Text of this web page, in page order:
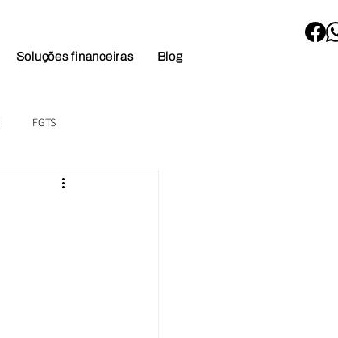
Soluções financeiras Blog
FGTS